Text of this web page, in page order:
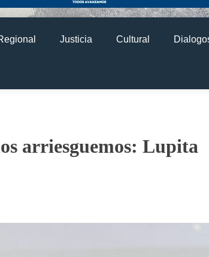
Justicia Cultural
arriesguemos: Lupita